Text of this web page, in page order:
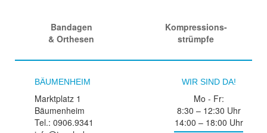
Bandagen
& Orthesen
Kompressions-
strümpfe
BÄUMENHEIM
Marktplatz 1
Bäumenheim
Tel.: 0906.9341
WIR SIND DA!
Mo - Fr:
8:30 – 12:30 Uhr
14:00 – 18:00 Uhr